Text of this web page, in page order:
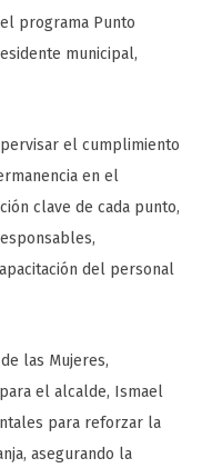
programa Punto
municipal,
el cumplimiento
en el
clave de cada punto,
del personal
las Mujeres,
el alcalde, Ismael
para reforzar la
asegurando la